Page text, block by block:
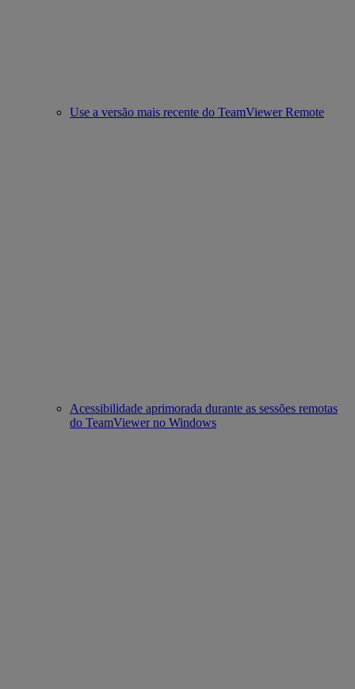
Use a versão mais recente do TeamViewer Remote
Acessibilidade aprimorada durante as sessões remotas
do TeamViewer no Windows